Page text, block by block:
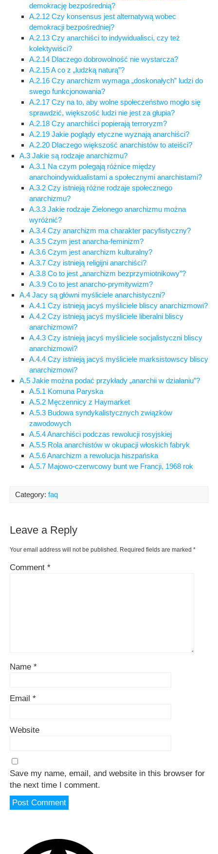
demokrację bezpośrednią?
A.2.12 Czy konsensus jest alternatywą wobec
demokracji bezpośredniej?
A.2.13 Czy anarchiści to indywidualisci, czy też
kolektywiści?
A.2.14 Dlaczego dobrowolność nie wystarcza?
A.2.15 A co z „ludzką naturą”?
A.2.16 Czy anarchizm wymaga „doskonałych” ludzi do
swego funkcjonowania?
A.2.17 Czy na to, aby wolne społeczeństwo mogło się
sprawdzić, większość ludzi nie jest za głupia?
A.2.18 Czy anarchiści popierają terroryzm?
A.2.19 Jakie poglądy etyczne wyznają anarchiści?
A.2.20 Dlaczego większość anarchistów to ateiści?
A.3 Jakie są rodzaje anarchizmu?
A.3.1 Na czym polegają różnice między
anarchoindywidualistami a społecznymi anarchistami?
A.3.2 Czy istnieją różne rodzaje społecznego
anarchizmu?
A.3.3 Jakie rodzaje Zielonego anarchizmu można
wyróżnić?
A.3.4 Czy anarchizm ma charakter pacyfistyczny?
A.3.5 Czym jest anarcha-feminizm?
A.3.6 Czym jest anarchizm kulturalny?
A.3.7 Czy istnieją religijni anarchiści?
A.3.8 Co to jest „anarchizm bezprzymiotnikowy”?
A.3.9 Co to jest anarcho-prymitywizm?
A.4 Jacy są główni myśliciele anarchistyczni?
A.4.1 Czy istnieją jacyś myśliciele bliscy anarchizmowi?
A.4.2 Czy istnieją jacyś myśliciele liberalni bliscy
anarchizmowi?
A.4.3 Czy istnieją jacyś myśliciele socjalistyczni bliscy
anarchizmowi?
A.4.4 Czy istnieją jacyś myśliciele marksistowscy bliscy
anarchizmowi?
A.5 Jakie można podać przykłady „anarchii w działaniu”?
A.5.1 Komuna Paryska
A.5.2 Męczennicy z Haymarket
A.5.3 Budowa syndykalistycznych związków
zawodowych
A.5.4 Anarchiści podczas rewolucji rosyjskiej
A.5.5 Rola anarchistów w okupacji włoskich fabryk
A.5.6 Anarchizm a rewolucja hiszpańska
A.5.7 Majowo-czerwcowy bunt we Francji, 1968 rok
Category: faq
Leave a Reply
Your email address will not be published. Required fields are marked *
Comment *
Name *
Email *
Website
Save my name, email, and website in this browser for
the next time I comment.